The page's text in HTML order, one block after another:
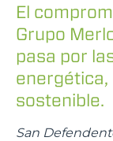
El
Grupo
pasa por
sostenible.
San